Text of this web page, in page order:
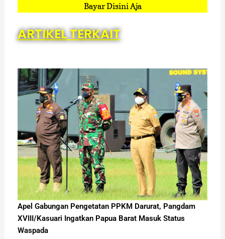
Bayar Disini Aja
ARTIKEL TERKAIT
Apel Gabungan Pengetatan PPKM Darurat, Pangdam
XVIII/Kasuari Ingatkan Papua Barat Masuk Status
Waspada